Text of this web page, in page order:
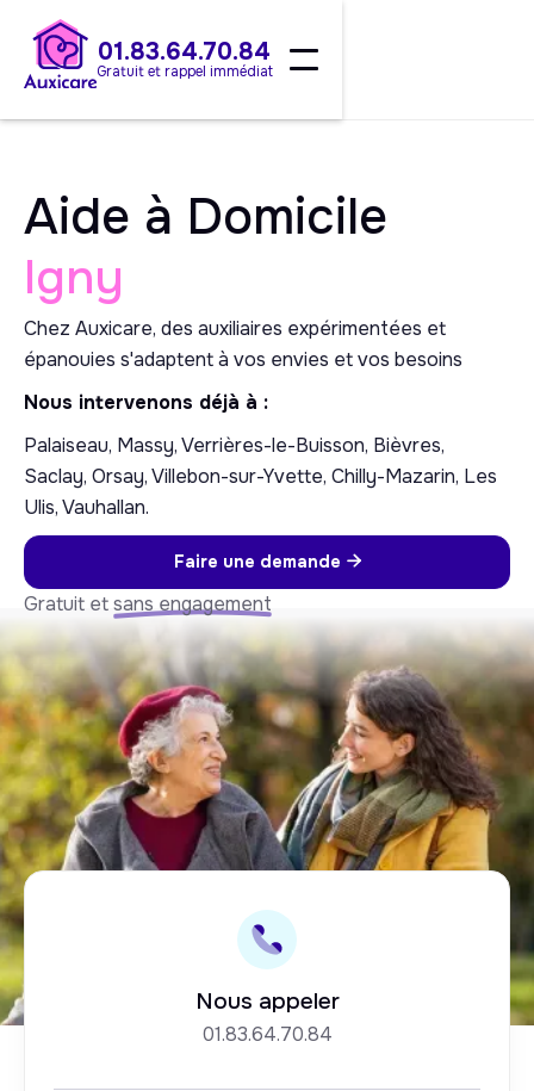
01.83.64.70.84
Gratuit et rappel immédiat
Aide à Domicile
Igny
Chez Auxicare, des auxiliaires expérimentées et
épanouies s'adaptent à vos envies et vos besoins
Nous intervenons déjà à :
Palaiseau, Massy, Verrières-le-Buisson, Bièvres,
Saclay, Orsay, Villebon-sur-Yvette, Chilly-Mazarin, Les
Ulis, Vauhallan.
Faire une demande 
Gratuit etsans engagement
Nous appeler
01.83.64.70.84